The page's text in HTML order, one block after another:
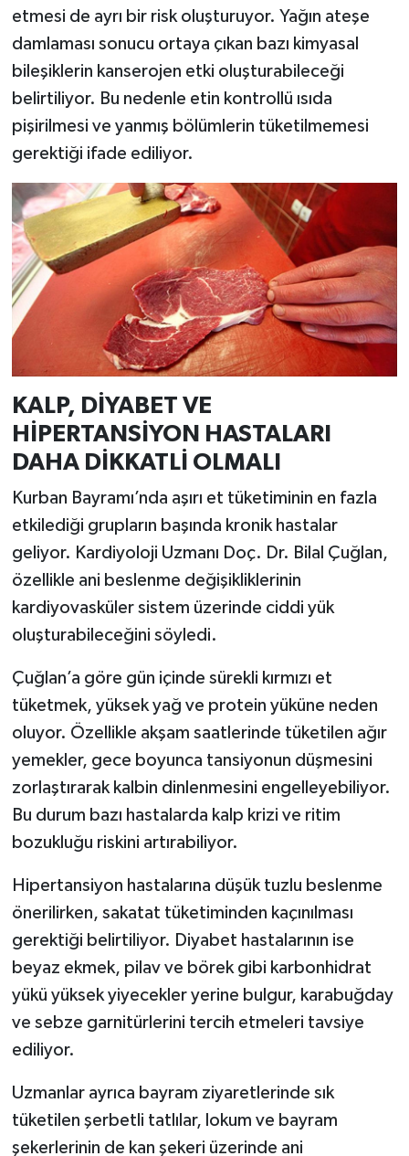
etmesi de ayrı bir risk oluşturuyor. Yağın ateşe
damlaması sonucu ortaya çıkan bazı kimyasal
bileşiklerin kanserojen etki oluşturabileceği
belirtiliyor. Bu nedenle etin kontrollü ısıda
pişirilmesi ve yanmış bölümlerin tüketilmemesi
gerektiği ifade ediliyor.
KALP, DİYABET VE
HİPERTANSİYON HASTALARI
DAHA DİKKATLİ OLMALI
Kurban Bayramı’nda aşırı et tüketiminin en fazla
etkilediği grupların başında kronik hastalar
geliyor. Kardiyoloji Uzmanı Doç. Dr. Bilal Çuğlan,
özellikle ani beslenme değişikliklerinin
kardiyovasküler sistem üzerinde ciddi yük
oluşturabileceğini söyledi.
Çuğlan’a göre gün içinde sürekli kırmızı et
tüketmek, yüksek yağ ve protein yüküne neden
oluyor. Özellikle akşam saatlerinde tüketilen ağır
yemekler, gece boyunca tansiyonun düşmesini
zorlaştırarak kalbin dinlenmesini engelleyebiliyor.
Bu durum bazı hastalarda kalp krizi ve ritim
bozukluğu riskini artırabiliyor.
Hipertansiyon hastalarına düşük tuzlu beslenme
önerilirken, sakatat tüketiminden kaçınılması
gerektiği belirtiliyor. Diyabet hastalarının ise
beyaz ekmek, pilav ve börek gibi karbonhidrat
yükü yüksek yiyecekler yerine bulgur, karabuğday
ve sebze garnitürlerini tercih etmeleri tavsiye
ediliyor.
Uzmanlar ayrıca bayram ziyaretlerinde sık
tüketilen şerbetli tatlılar, lokum ve bayram
şekerlerinin de kan şekeri üzerinde ani